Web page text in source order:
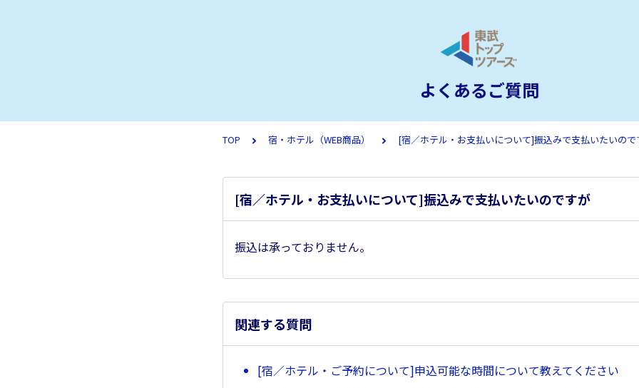
よくあるご質問
TOP 宿・ホテル（WEB商品） [宿／ホテル・お支払いについて]振込みで支払いたいので
[宿／ホテル・お支払いについて]振込みで支払いたいのですが
振込は承っておりません。
関連する質問
[宿／ホテル・ご予約について]申込可能な時間について教えてください